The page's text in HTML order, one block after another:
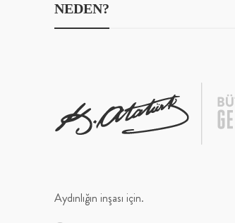
NEDEN?
Aydınlığın inşası için.